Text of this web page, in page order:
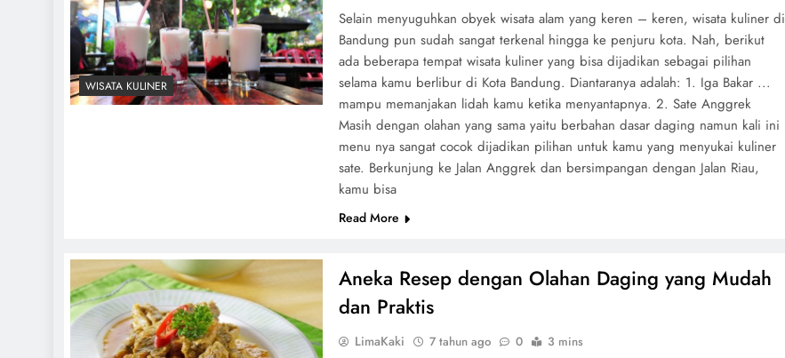
WISATA KULINER
Selain menyuguhkan obyek wisata alam yang keren – keren, wisata kuliner di
Bandung pun sudah sangat terkenal hingga ke penjuru kota. Nah, berikut
ada beberapa tempat wisata kuliner yang bisa dijadikan sebagai pilihan
selama kamu berlibur di Kota Bandung. Diantaranya adalah: 1. Iga Bakar ...
mampu memanjakan lidah kamu ketika menyantapnya. 2. Sate Anggrek
Masih dengan olahan yang sama yaitu berbahan dasar daging namun kali ini
menu nya sangat cocok dijadikan pilihan untuk kamu yang menyukai kuliner
sate. Berkunjung ke Jalan Anggrek dan bersimpangan dengan Jalan Riau,
kamu bisa
Read More
Aneka Resep dengan Olahan Daging yang Mudah
dan Praktis
LimaKaki 7 tahun ago 0 3 mins